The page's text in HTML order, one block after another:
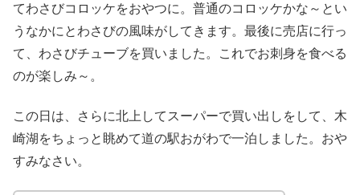
てわさびコロッケをおやつに。普通のコロッケかな～とい
うなかにとわさびの風味がしてきます。最後に売店に行っ
て、わさびチューブを買いました。これでお刺身を食べる
のが楽しみ～。
この日は、さらに北上してスーパーで買い出しをして、木
崎湖をちょっと眺めて道の駅おがわで一泊しました。おや
すみなさい。